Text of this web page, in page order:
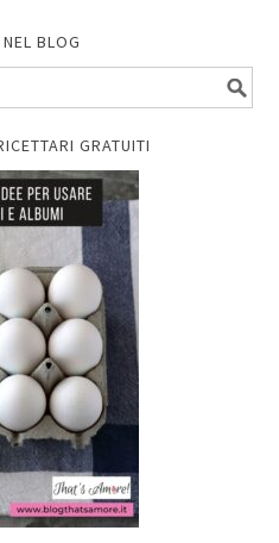
BLOG
GRATUITI